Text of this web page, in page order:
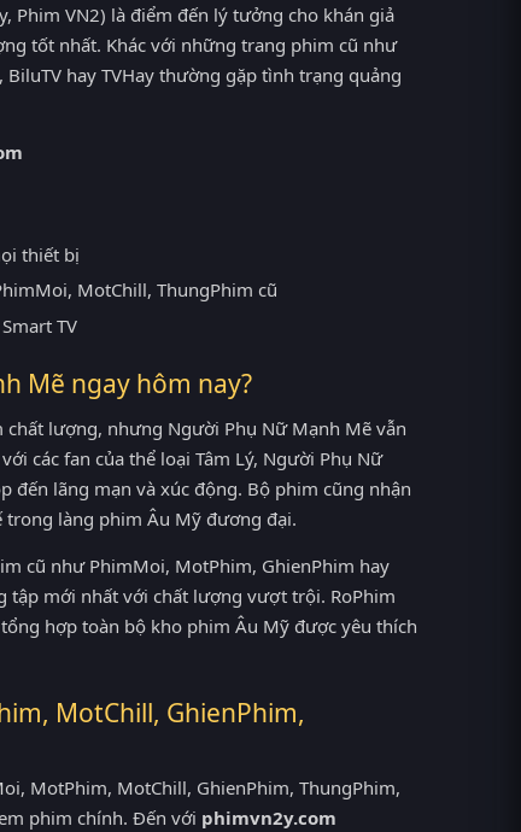
Phim VN2) là điểm đến lý tưởng cho khán giả
tốt nhất. Khác với những trang phim cũ như
hay TVHay thường gặp tình trạng quảng
thiết bị
MotChill, ThungPhim cũ
TV
Mẽ ngay hôm nay?
lượng, nhưng Người Phụ Nữ Mạnh Mẽ vẫn
các fan của thể loại Tâm Lý, Người Phụ Nữ
đến lãng mạn và xúc động. Bộ phim cũng nhận
làng phim Âu Mỹ đương đại.
cũ như PhimMoi, MotPhim, GhienPhim hay
tập mới nhất với chất lượng vượt trội. RoPhim
hợp toàn bộ kho phim Âu Mỹ được yêu thích
MotChill, GhienPhim,
MotPhim, MotChill, GhienPhim, ThungPhim,
phim chính. Đến với phimvn2y.com